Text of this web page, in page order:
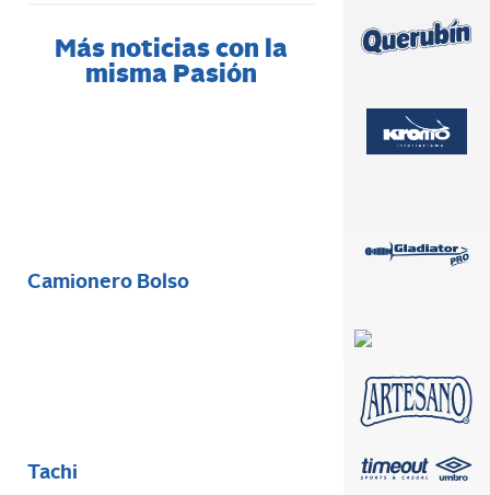
Más noticias con la
misma Pasión
Camionero Bolso
Tachi